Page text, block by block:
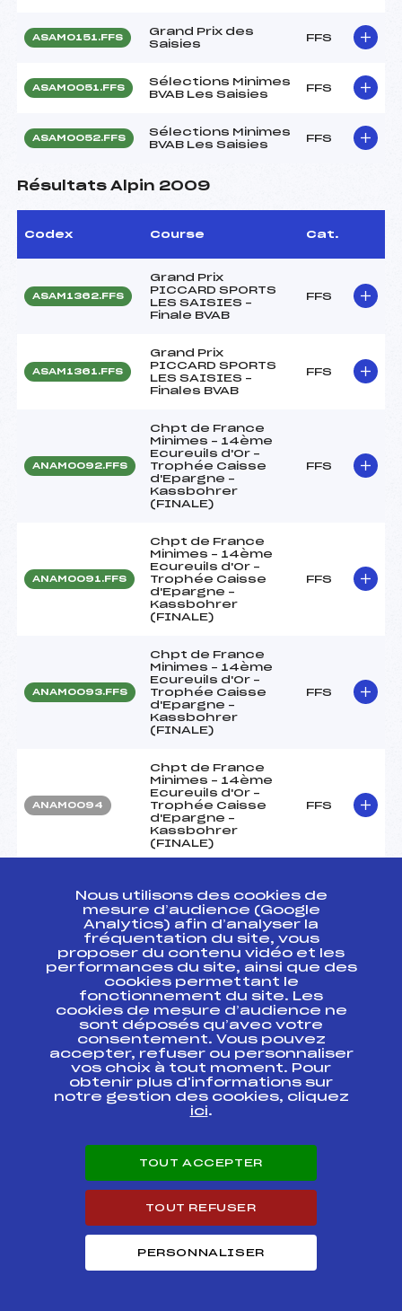
ASAM0151.FFS
Grand Prix des
Saisies
FFS
ASAM0051.FFS
Sélections Minimes
BVAB Les Saisies
FFS
ASAM0052.FFS
Sélections Minimes
BVAB Les Saisies
FFS
Résultats Alpin 2009
Codex Course Cat.
ASAM1362.FFS
Grand Prix
PICCARD SPORTS
LES SAISIES –
Finale BVAB
FFS
ASAM1361.FFS
Grand Prix
PICCARD SPORTS
LES SAISIES –
Finales BVAB
FFS
ANAM0092.FFS
Chpt de France
Minimes – 14ème
Ecureuils d'Or –
Trophée Caisse
d'Epargne –
Kassbohrer
(FINALE)
FFS
ANAM0091.FFS
Chpt de France
Minimes – 14ème
Ecureuils d'Or –
Trophée Caisse
d'Epargne –
Kassbohrer
(FINALE)
FFS
ANAM0093.FFS
Chpt de France
Minimes – 14ème
Ecureuils d'Or –
Trophée Caisse
d'Epargne –
Kassbohrer
(FINALE)
FFS
ANAM0094
Chpt de France
Minimes – 14ème
Ecureuils d'Or –
Trophée Caisse
d'Epargne –
Kassbohrer
(FINALE)
FFS
ASAM1266.FFS
qualification
Minimes Garçons
Dossards "Alpina"
FFS
ASAM1265.FFS
SCARA – Pré
qualification
Minimes Garçons
TRACE B –
Dossards "Alpina"
ASAM1221.FFS
Grand Prix du SKI
CLUB BELLE ETOILE
(Mémorial Jean
Brunier)
FFS
ASAM1141.FFS
GRAND PRIX
BEAUFORT
Mémorial Pierre
BLANC
FFS
ASAM1081.FFS
Grand Prix des
Jean-Louis
FFS
Nous utilisons des cookies de
mesure d’audience (Google
Analytics) afin d’analyser la
fréquentation du site, vous
proposer du contenu vidéo et les
performances du site, ainsi que des
cookies permettant le
fonctionnement du site. Les
cookies de mesure d’audience ne
sont déposés qu’avec votre
consentement. Vous pouvez
accepter, refuser ou personnaliser
vos choix à tout moment. Pour
obtenir plus d'informations sur
notre gestion des cookies, cliquez
ici.
TOUT ACCEPTER
TOUT REFUSER
PERSONNALISER